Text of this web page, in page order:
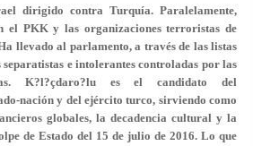
dirigido contra Turquía. Paralelamente,
el PKK y las organizaciones terroristas de
llevado al parlamento, a través de las listas
e intolerantes controladas por las
K?l?çdaro?lu es el candidato del
nación y del ejército turco, sirviendo como
globales, la decadencia cultural y la
de Estado del 15 de julio de 2016. Lo que